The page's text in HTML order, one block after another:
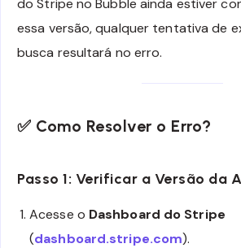
do Stripe no Bubble ainda estiver
essa versão, qualquer tentativa de
busca resultará no erro.
✅ Como Resolver o Erro?
Passo 1: Verificar a Versão da
Acesse o Dashboard do Stripe
(dashboard.stripe.com).